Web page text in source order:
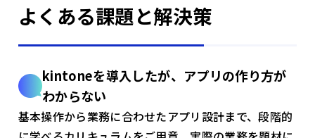
よくある課題と解決策
kintoneを導入したが、アプリの作り方が
わからない
基本操作から業務に合わせたアプリ設計まで、段階的